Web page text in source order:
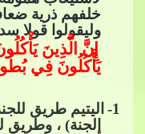
خلفهم ذرية
وليقولوا قولا
إِنَّ الَّذِينَ
يَأْكُلُونَ فِي
1
- اليتيم طريق
لجنة) ، وطريق